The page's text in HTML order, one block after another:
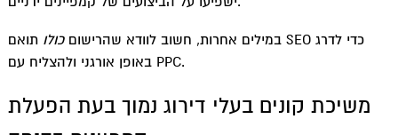
במילים אחרות, חשוב לוודא שהרישוםכולו תואם SEO כדי לדרג
באופן אורגני ולהצליח עם PPC.
משיכת קונים בעלי דירוג נמוך בעת הפעלת